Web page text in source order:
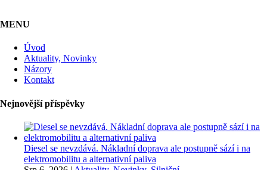
MENU
Úvod
Aktuality, Novinky
Názory
Kontakt
Nejnovější příspěvky
Diesel se nevzdává. Nákladní doprava ale postupně sází i na
elektromobilitu a alternativní paliva